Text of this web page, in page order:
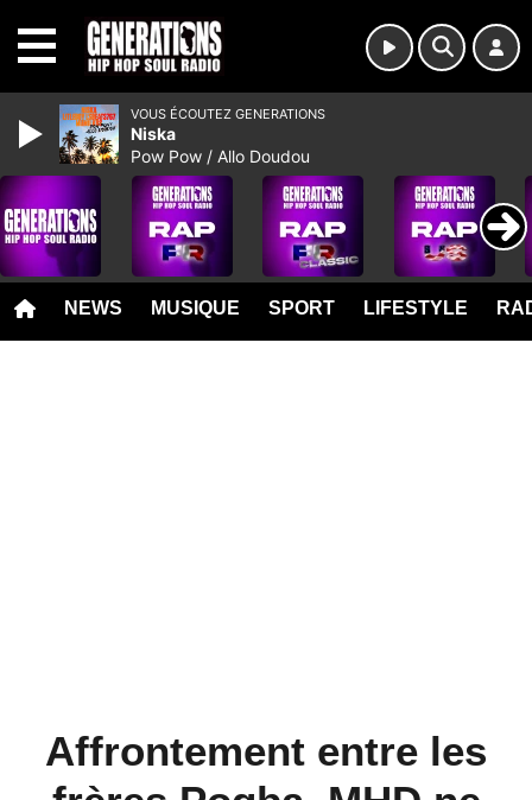
NEWS MUSIQUE SPORT LIFESTYLE
Affrontement entre les
VOUS ÉCOUTEZ GENERATIONS
Niska
Pow Pow / Allo Doudou